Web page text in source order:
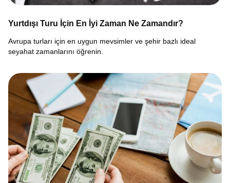
Yurtdışı Turu İçin En İyi Zaman Ne Zamandır?
Avrupa turları için en uygun mevsimler ve şehir bazlı ideal
seyahat zamanlarını öğrenin.